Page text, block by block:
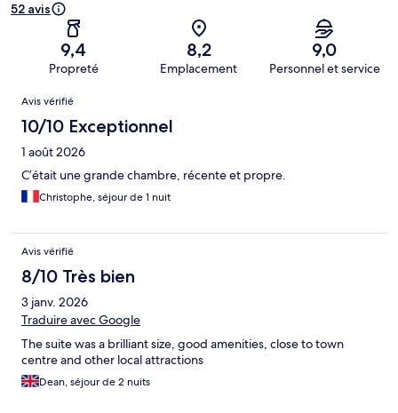
52 avis
9,4
Propreté
8,2
Emplacement
9,0
Personnel et service
Avis
Avis vérifié
10/10 Exceptionnel
1 août 2026
C’était une grande chambre, récente et propre.
Christophe, séjour de 1 nuit
Avis vérifié
8/10 Très bien
3 janv. 2026
Traduire avec Google
The suite was a brilliant size, good amenities, close to town
centre and other local attractions
Dean, séjour de 2 nuits